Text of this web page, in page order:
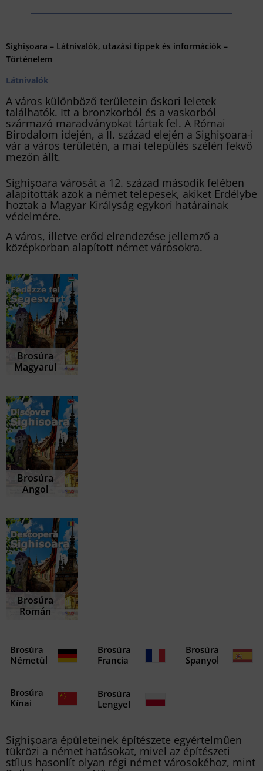
Sighișoara – Látnivalók, utazási tippek és információk –
Történelem
Látnivalók
A város különböző területein őskori leletek
találhatók. Itt a bronzkorból és a vaskorból
származó maradványokat tártak fel. A Római
Birodalom idején, a II. század elején a Sighișoara-i
vár a város területén, a mai település szélén fekvő
mezőn állt.
Sighişoara városát a 12. század második felében
alapították azok a német telepesek, akiket Erdélybe
hoztak a Magyar Királyság egykori határainak
védelmére.
A város, illetve erőd elrendezése jellemző a
középkorban alapított német városokra.
Brosúra
Magyarul
Brosúra
Angol
Brosúra
Román
Brosúra
Németül
Brosúra
Francia
Brosúra
Spanyol
Brosúra
Kínai
Brosúra
Lengyel
Sighişoara épületeinek építészete egyértelműen
tükrözi a német hatásokat, mivel az építészeti
stílus hasonlít olyan régi német városokéhoz, mint